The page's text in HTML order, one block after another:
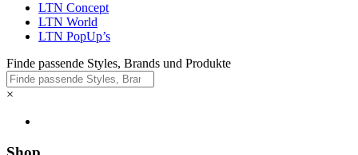
LTN Concept
LTN World
LTN PopUp’s
Finde passende Styles, Brands und Produkte
×